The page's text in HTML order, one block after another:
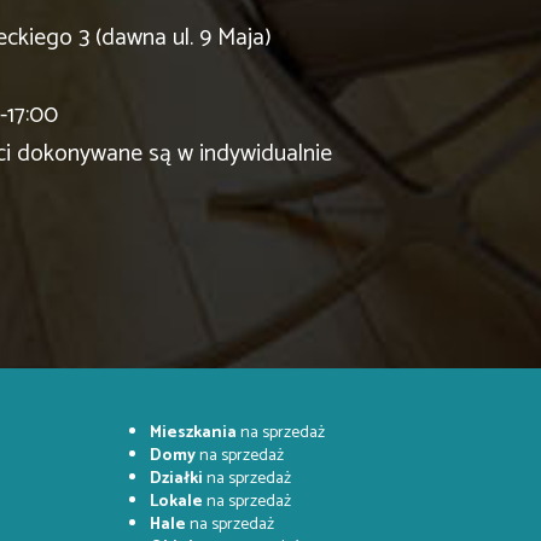
3 (dawna ul. 9 Maja)
dokonywane są w indywidualnie
Mieszkaniana sprzedaż
Domyna sprzedaż
Działkina sprzedaż
Lokalena sprzedaż
Halena sprzedaż